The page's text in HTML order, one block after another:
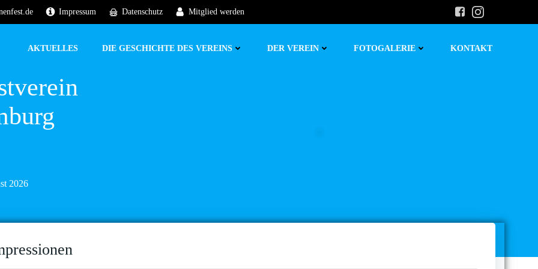
Impressum Datenschutz Mitglied werden
AKTUELLES DIE GESCHICHTE DES VEREINS DER VEREIN FOTOGALERIE KONTAKT
2026